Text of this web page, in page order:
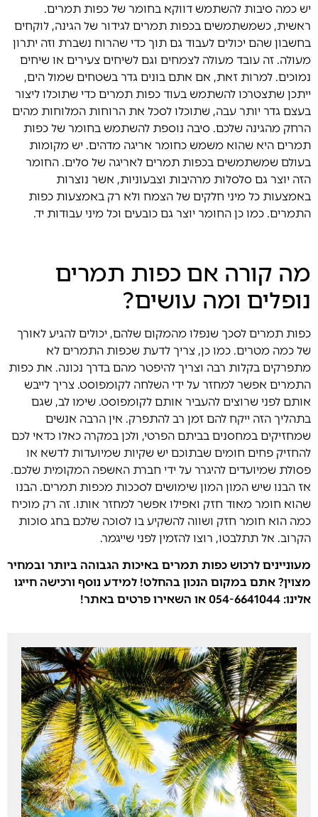
יש כמה סיבות להשתמש דווקא בחומר של כפות תמרים.
ראשית, כשמשתמשים בכפות תמרים לגידור של הגינה, לוקחים
בחשבון שהם יכולים לעבוד גם תוך כדי שהרוח נשברת וזה יתרון
מעולה. זה עובד מעולה לצמחים וגם לשיחים צעירים או שיחים
נמוכים. למרות זאת, אם אתם בונים גדר בשטחים שמול הים,
ייתכן שתצטרכו להשתמש בעוד כפות תמרים כדי שתוכלו ליצור
בעצם גדר יותר עבה, שתוכלו לסכל את הרוחות המלוחות מהים
הרחק מהגינה שלכם. סיבה נוספת להשתמש בחומר של כפות
תמרים היא שהוא משמש כחומר אריגה מדהים. יש מקומות
בעולם שמשתמשים בכפות תמרים לאריגה של סלים. החומר
הזה יוצר גם סלסלות מרהיבות וצבעוניות, אשר נוצרות
באמצעות כל מיני חלקים של הצמח ולא רק באמצעות כפות
התמרים. כמו כן החומר יוצר גם כובעים וכל מיני עבודות יד.
מה קורה אם כפות תמרים
נופלים ומה עושים?
כפות תמרים לסכך שנפלו מהמקום שלהם, יכולים להגיע לאורך
של כמה מטרים. כמו כן, צריך לדעת שכפות התמרים לא
מתפרקים בקלות רבה וצריך להיפטר מהם בדרך נכונה. את כפות
התמרים אפשר למחזר על ידי השלחה לקומפוסט. צריך לייבש
אותם לפני שרוצים להעביר אותם לקומפוסט. שימו לב, שגם
בתהליך הזה ייקח להם זמן רב להתפרק. אין הרבה אנשים
שמחזיקים במחסנים בביתם הפרטי, ולכן במקרה כאלו כדאי לכם
להחזיק פחים חומים שבתוכם יש שקיות שמיועדות לדשא או
פסולת שמיועדים להיגרר על ידי חברת האשפה המקומית שלכם.
אז הבנו שיש המון המון שימושים לסככות מכפות תמרים. הבנו
שהוא חומר מאוד חזק ואפילו אפשר למחזר אותו. זה רק מוכיח
כמה הוא חומר חזק ושווה להשקיע בו לסוכה שלכם בחג סוכות
הקרוב. אל תתלבטו, רוצו להזמין לפני שייגמר.
מעוניינים לרכוש כפות תמרים באיכות הגבוהה ביותר ובמחיר
מצוין? אתם במקום הנכון בהחלט! למידע נוסף ורכישה חייגו
אלינו: 054-6641044 או השאירו פרטים באתר!